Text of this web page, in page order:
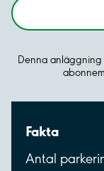
Denna
Fakta
Antal